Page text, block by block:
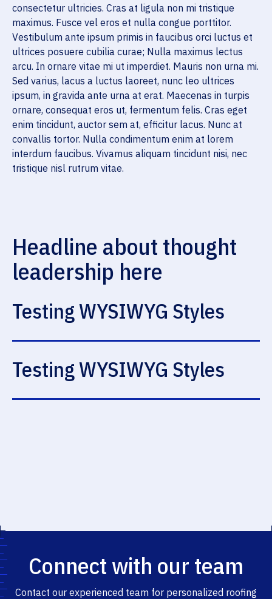
consectetur ultricies. Cras at ligula non mi tristique
maximus. Fusce vel eros et nulla congue porttitor.
Vestibulum ante ipsum primis in faucibus orci luctus et
ultrices posuere cubilia curae; Nulla maximus lectus
arcu. In ornare vitae mi ut imperdiet. Mauris non urna mi.
Sed varius, lacus a luctus laoreet, nunc leo ultrices
ipsum, in gravida ante urna at erat. Maecenas in turpis
ornare, consequat eros ut, fermentum felis. Cras eget
enim tincidunt, auctor sem at, efficitur lacus. Nunc at
convallis tortor. Nulla condimentum enim at lorem
interdum faucibus. Vivamus aliquam tincidunt nisi, nec
tristique nisl rutrum vitae.
Headline about thought
leadership here
Testing WYSIWYG Styles
Testing WYSIWYG Styles
Connect with our team
Contact our experienced team for personalized roofing